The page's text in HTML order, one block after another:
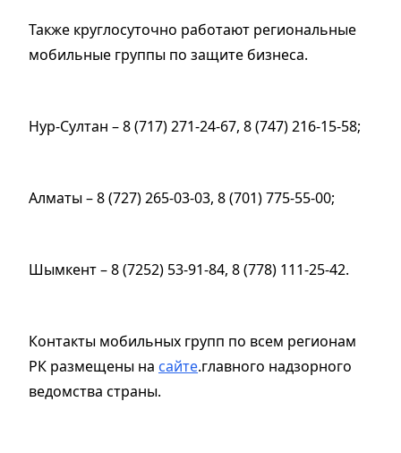
Также круглосуточно работают региональные
мобильные группы по защите бизнеса.
Нур-Султан – 8 (717) 271-24-67, 8 (747) 216-15-58;
Алматы – 8 (727) 265-03-03, 8 (701) 775-55-00;
Шымкент – 8 (7252) 53-91-84, 8 (778) 111-25-42.
Контакты мобильных групп по всем регионам
РК размещены на сайте.главного надзорного
ведомства страны.